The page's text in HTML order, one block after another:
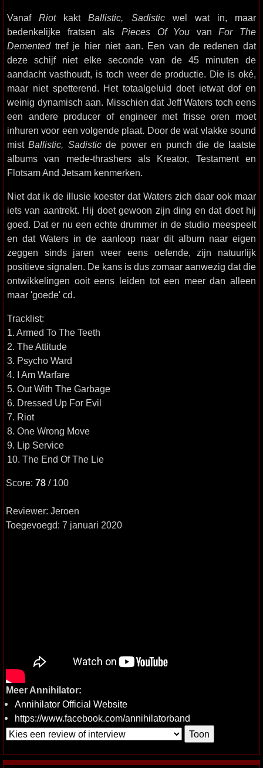
VanafRiotkaktBallistic, Sadisticwel wat in, maar
bedenkelijke fratsen als Pieces Of You vanFor The
Dementedtref je hier niet aan. Een van de redenen dat
deze schijf niet elke seconde van de 45 minuten de
aandacht vasthoudt, is toch weer de productie. Die is oké,
maar niet spetterend. Het totaalgeluid doet ietwat dof en
weinig dynamisch aan. Misschien dat Jeff Waters toch eens
een andere producer of engineer met frisse oren moet
inhuren voor een volgende plaat. Door de wat vlakke sound
mistBallistic, Sadisticde power en punch die de laatste
albums van mede-thrashers als Kreator, Testament en
Flotsam And Jetsam kenmerken.
Niet dat ik de illusie koester dat Waters zich daar ook maar
iets van aantrekt. Hij doet gewoon zijn ding en dat doet hij
goed. Dat er nu een echte drummer in de studio meespeelt
en dat Waters in de aanloop naar dit album naar eigen
zeggen sinds jaren weer eens oefende, zijn natuurlijk
positieve signalen. De kans is dus zomaar aanwezig dat die
ontwikkelingen ooit eens leiden tot een meer dan alleen
maar 'goede' cd.
Tracklist:
1. Armed To The Teeth
2. The Attitude
3. Psycho Ward
4. I Am Warfare
5. Out With The Garbage
6. Dressed Up For Evil
7. Riot
8. One Wrong Move
9. Lip Service
10. The End Of The Lie
Score: 78 / 100
Reviewer: Jeroen
Toegevoegd: 7 januari 2020
Meer Annihilator:
Annihilator Official Website
https://www.facebook.com/annihilatorband